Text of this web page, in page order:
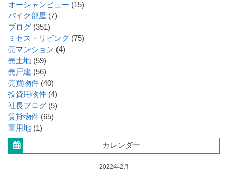
オーシャンビュー (15)
バイク部屋 (7)
ブログ (351)
ミセス・リビング (75)
売マンション (4)
売土地 (59)
売戸建 (56)
売買物件 (40)
投資用物件 (4)
社長ブログ (5)
賃貸物件 (65)
軍用地 (1)
カレンダー
2022年2月